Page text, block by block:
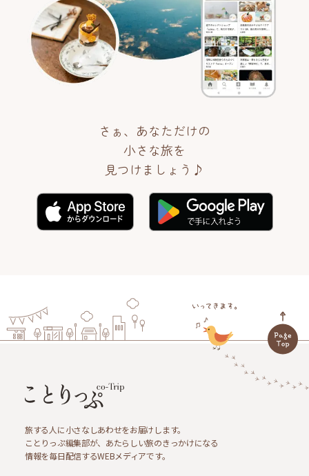
さぁ、あなただけの
小さな旅を
見つけましょう♪
旅する人に小さなしあわせをお届けします。
ことりっぷ編集部が、あたらしい旅のきっかけになる
情報を毎日配信するWEBメディアです。